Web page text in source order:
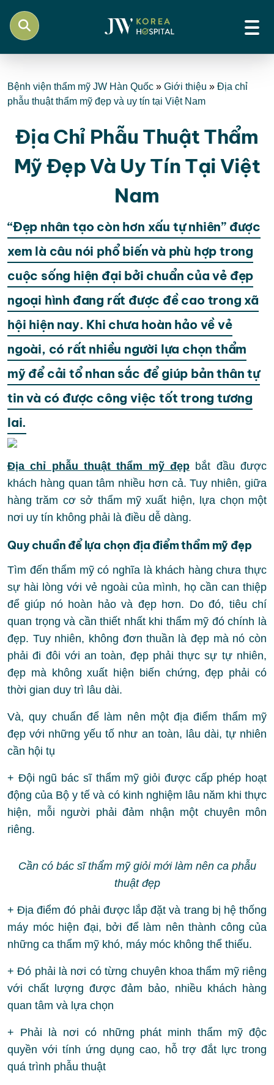
Bệnh viện thẩm mỹ JW Hàn Quốc » Giới thiệu » Địa chỉ
phẫu thuật thẩm mỹ đẹp và uy tín tại Việt Nam
Địa Chỉ Phẫu Thuật Thẩm
Mỹ Đẹp Và Uy Tín Tại Việt
Nam
“Đẹp nhân tạo còn hơn xấu tự nhiên” được
xem là câu nói phổ biến và phù hợp trong
cuộc sống hiện đại bởi chuẩn của vẻ đẹp
ngoại hình đang rất được đề cao trong xã
hội hiện nay. Khi chưa hoàn hảo về vẻ
ngoài, có rất nhiều người lựa chọn thẩm
mỹ để cải tổ nhan sắc để giúp bản thân tự
tin và có được công việc tốt trong tương
lai.
Địa chỉ phẫu thuật thẩm mỹ đẹp bắt đầu được
khách hàng quan tâm nhiều hơn cả. Tuy nhiên, giữa
hàng trăm cơ sở thẩm mỹ xuất hiện, lựa chọn một
nơi uy tín không phải là điều dễ dàng.
Quy chuẩn để lựa chọn địa điểm thẩm mỹ đẹp
Tìm đến thẩm mỹ có nghĩa là khách hàng chưa thực
sự hài lòng với vẻ ngoài của mình, họ cần can thiệp
để giúp nó hoàn hảo và đẹp hơn. Do đó, tiêu chí
quan trọng và cần thiết nhất khi thẩm mỹ đó chính là
đẹp. Tuy nhiên, không đơn thuần là đẹp mà nó còn
phải đi đôi với an toàn, đẹp phải thực sự tự nhiên,
đẹp mà không xuất hiện biến chứng, đẹp phải có
thời gian duy trì lâu dài.
Và, quy chuẩn để làm nên một địa điểm thẩm mỹ
đẹp với những yếu tố như an toàn, lâu dài, tự nhiên
cần hội tụ
+ Đội ngũ bác sĩ thẩm mỹ giỏi được cấp phép hoạt
động của Bộ y tế và có kinh nghiệm lâu năm khi thực
hiện, mỗi người phải đảm nhận một chuyên môn
riêng.
Cần có bác sĩ thẩm mỹ giỏi mới làm nên ca phẫu
thuật đẹp
+ Địa điểm đó phải được lắp đặt và trang bị hệ thống
máy móc hiện đại, bởi để làm nên thành công của
những ca thẩm mỹ khó, máy móc không thể thiếu.
+ Đó phải là nơi có từng chuyên khoa thẩm mỹ riêng
với chất lượng được đảm bảo, nhiều khách hàng
quan tâm và lựa chọn
+ Phải là nơi có những phát minh thẩm mỹ độc
quyền với tính ứng dụng cao, hỗ trợ đắt lực trong
quá trình phẫu thuật